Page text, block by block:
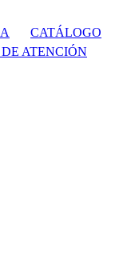
CATÁLOGO
ATENCIÓN